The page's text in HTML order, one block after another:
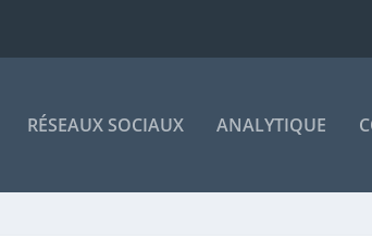
RÉSEAUX SOCIAUX ANALYTIQUE